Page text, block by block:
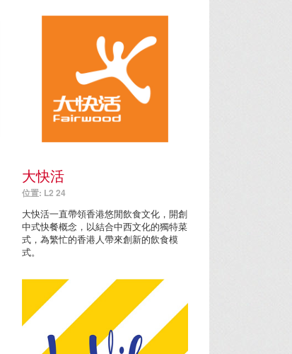
大快活
位置: L2 24
大快活一直帶領香港悠閒飲食文化，開創
中式快餐概念，以結合中西文化的獨特菜
式，為繁忙的香港人帶來創新的飲食模
式。